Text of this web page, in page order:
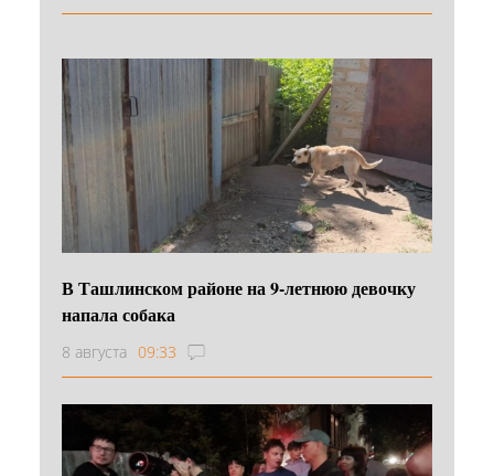
В Ташлинском районе на 9-летнюю девочку
напала собака
8 августа 09:33